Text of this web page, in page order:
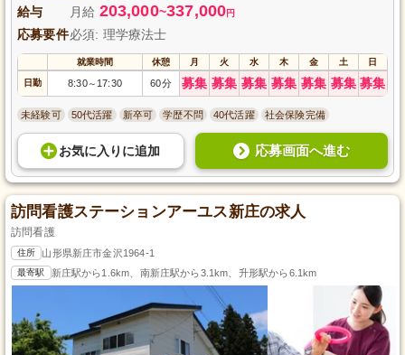
給与 月給 203,000~337,000円
応募要件必須: 理学療法士
就業時間 休憩 月 火 水 木 金 土 日
日勤 8:30～ 17:30 60分 募集 募集 募集 募集 募集 募集 募集
未経験可 50代活躍 新卒可 学歴不問 40代活躍 社会保険完備
お気に入り に追加 応募画面へ進む
訪問看護ステーションアーユス新庄の求人
訪問看護
住所 山形県新庄市金沢1964-1
最寄駅 新庄駅から1.6km、南新庄駅から3.1km、升形駅から6.1km